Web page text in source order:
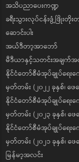
အသိပညာပေးကဏ္ဍ
ခရီးသွားလုပ်ငန်းဖွံ့ဖြိုး
ဆောင်းပါး
အယ်ဒီတာ့အာဘော်
မီဒီယာနှင့်သတင်းအချက်
နိုင်ငံတော်စီမံအုပ်ချုပ်ရေ
မှတ်တမ်း (၂၀၂၂ ခုနှစ်၊ ဖေ
နိုင်ငံတော်စီမံအုပ်ချုပ်ရေ
မှတ်တမ်း (၂၀၂၃ ခုနှစ်၊ ဖေ
နိုင်ငံတော်စီမံအုပ်ချုပ်ရ
မှတ်တမ်း (၂၀၂၁ ခုနှစ်၊ ဖ
မြန်မာ့အလင်း